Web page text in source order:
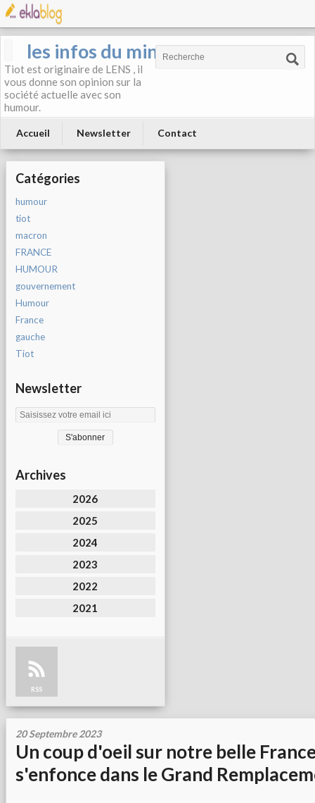
les infos du mineur
Tiot est originaire de LENS , il
vous donne son opinion sur la
société actuelle avec son
humour.
Accueil Newsletter Contact
Catégories
humour
tiot
macron
FRANCE
HUMOUR
gouvernement
Humour
France
gauche
Tiot
Newsletter
Archives
2026
2025
2024
2023
2022
2021
RSS
20 Septembre 2023
Un coup d'oeil sur notre belle
s'enfonce dans le Grand